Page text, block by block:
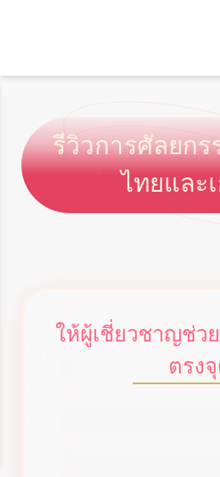
รีวิวการศัลยก
ไทยและ
ให้ผู้เชี่ยวชาญช่ว
ตรง